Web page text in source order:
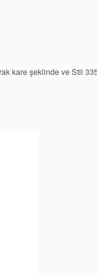
kare şeklinde ve Stil